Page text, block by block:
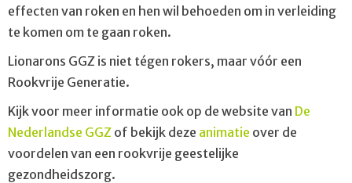
effecten van roken en hen wil behoeden om in verleiding
te komen om te gaan roken.
Lionarons GGZ is niet tégen rokers, maar vóór een
Rookvrije Generatie.
Kijk voor meer informatie ook op de website van De
Nederlandse GGZ of bekijk deze animatie over de
voordelen van een rookvrije geestelijke
gezondheidszorg.